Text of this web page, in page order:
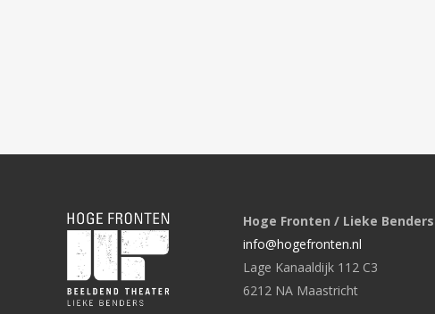
Hoge Fronten / Lieke Benders
info@hogefronten.nl
Lage Kanaaldijk 112 C3
6212 NA Maastricht